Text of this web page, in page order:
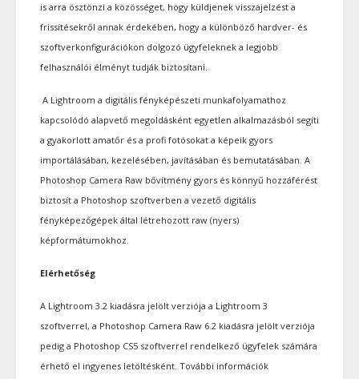
is arra ösztönzi a közösséget, hogy küldjenek visszajelzést a
frissítésekről annak érdekében, hogy a különböző hardver- és
szoftverkonfigurációkon dolgozó ügyfeleknek a legjobb
felhasználói élményt tudják biztosítani.
A Lightroom a digitális fényképészeti munkafolyamathoz
kapcsolódó alapvető megoldásként egyetlen alkalmazásból segíti
a gyakorlott amatőr és a profi fotósokat a képeik gyors
importálásában, kezelésében, javításában és bemutatásában. A
Photoshop Camera Raw bővítmény gyors és könnyű hozzáférést
biztosít a Photoshop szoftverben a vezető digitális
fényképezőgépek által létrehozott raw (nyers)
képformátumokhoz.
Elérhetőség
A Lightroom 3.2 kiadásra jelölt verziója a Lightroom 3
szoftverrel, a Photoshop Camera Raw 6.2 kiadásra jelölt verziója
pedig a Photoshop CS5 szoftverrel rendelkező ügyfelek számára
érhető el ingyenes letöltésként. További információk